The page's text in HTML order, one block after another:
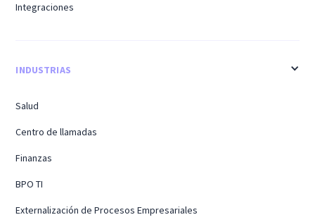
Integraciones
INDUSTRIAS
Salud
Centro de llamadas
Finanzas
BPO TI
Externalización de Procesos Empresariales